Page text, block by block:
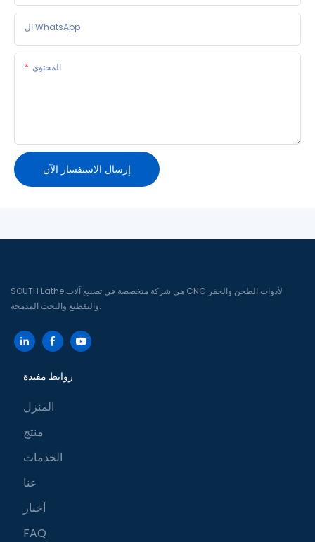
ال WhatsApp
المحتوى
إرسال الاستفسار الآن
SOUTH Lathe هي شركة متخصصة في تصنيع آلات CNC لأدوات الطحن والحفر
والتقطيع والنحت المدمجة.
روابط مفيدة
المنزل
منتج
الخدمات
عنا
أخبار
FAQ